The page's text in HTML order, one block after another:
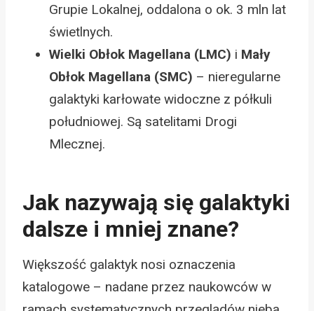
Grupie Lokalnej, oddalona o ok. 3 mln lat
świetlnych.
Wielki Obłok Magellana (LMC) i Mały
Obłok Magellana (SMC) – nieregularne
galaktyki karłowate widoczne z półkuli
południowej. Są satelitami Drogi
Mlecznej.
Jak nazywają się galaktyki
dalsze i mniej znane?
Większość galaktyk nosi oznaczenia
katalogowe – nadane przez naukowców w